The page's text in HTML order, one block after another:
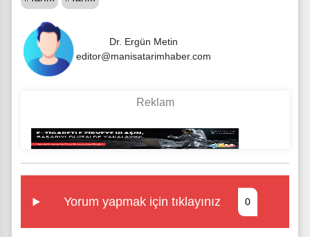
Dr. Ergün Metin
editor@manisatarimhaber.com
Yorum yapmak için tıklayınız 0